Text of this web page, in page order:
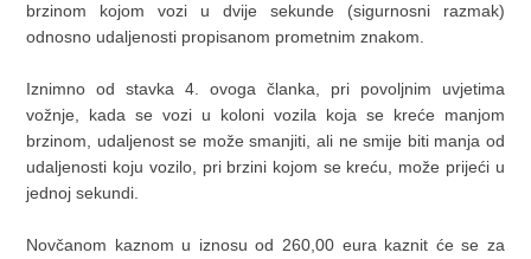
brzinom kojom vozi u dvije sekunde (sigurnosni razmak)
odnosno udaljenosti propisanom prometnim znakom.
Iznimno od stavka 4. ovoga članka, pri povoljnim uvjetima
vožnje, kada se vozi u koloni vozila koja se kreće manjom
brzinom, udaljenost se može smanjiti, ali ne smije biti manja od
udaljenosti koju vozilo, pri brzini kojom se kreću, može prijeći u
jednoj sekundi.
Novčanom kaznom u iznosu od 260,00 eura kaznit će se za